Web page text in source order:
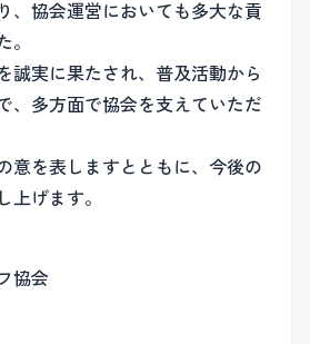
、協会運営においても多大な貢
。
誠実に果たされ、普及活動から
、多方面で協会を支えていただ
意を表しますとともに、今後の
上げます。
協会